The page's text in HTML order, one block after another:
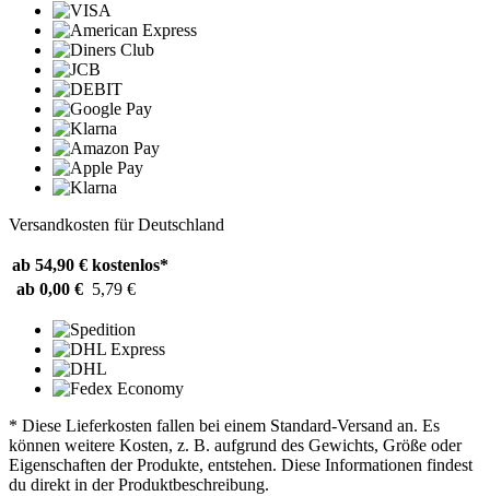
Versandkosten für Deutschland
ab 54,90 € kostenlos*
ab 0,00 € 5,79 €
* Diese Lieferkosten fallen bei einem Standard-Versand an. Es
können weitere Kosten, z. B. aufgrund des Gewichts, Größe oder
Eigenschaften der Produkte, entstehen. Diese Informationen findest
du direkt in der Produktbeschreibung.